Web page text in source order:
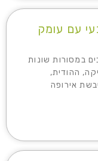
עם עומק
במסורות שונות
ההודית,
אירופה